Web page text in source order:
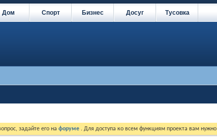
Дом Спорт Бизнес Досуг Тусовка
задайте его на форуме . Для доступа ко всем функциям проекта вам нужно